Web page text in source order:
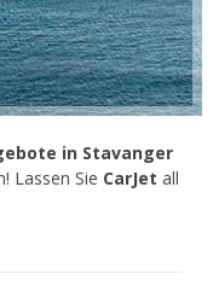
in Stavanger
Lassen Sie CarJet all